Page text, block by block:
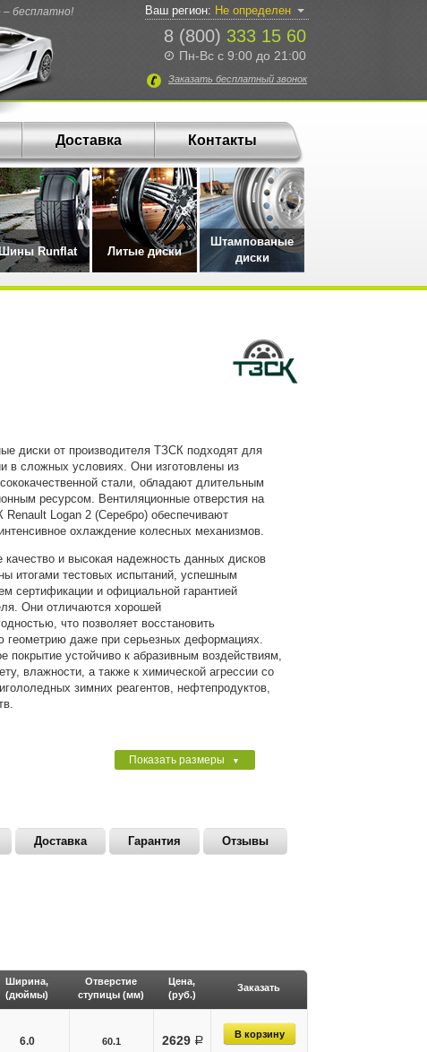
– бесплатно!
8 (800) 333 15 60
Пн-Вс с 9:00 до 21:00
Заказать бесплатный звонок
Ваш регион: Не определен
Доставка Контакты
Шины Runflat Литые диски
Штампованые
диски
диски от производителя ТЗСК подходят для
в сложных условиях. Они изготовлены из
стали, обладают длительным
ресурсом. Вентиляционные отверстия на
Renault Logan 2 (Серебро) обеспечивают
охлаждение колесных механизмов.
качество и высокая надежность данных дисков
итогами тестовых испытаний, успешным
сертификации и официальной гарантией
Они отличаются хорошей
что позволяет восстановить
геометрию даже при серьезных деформациях.
покрытие устойчиво к абразивным воздействиям,
влажности, а также к химической агрессии со
зимних реагентов, нефтепродуктов,
Показать размеры ▼
Доставка Гарантия Отзывы
Ширина,
(дюймы)
Отверстие
ступицы (мм)
Цена,
(руб.)
Заказать
6.0 60.1 2629 руб.